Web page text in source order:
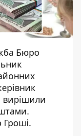
Бюро
вирішили